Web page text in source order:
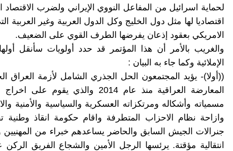
لحماية اسرائيل من المفاعل النووي الإيراني ولضرب الاقتصاد
اقتصاديا لها مثل دول الخليج وكل الدول العربية وغير العربية
الامريكي بعقود إذعان يفرضها الطرف القوي على الضعيف.
والغريب بالأمر أن هذا المؤتمر قد حدد أولويات سأنقل
الإملائية وكما جاء به البيان :
((أولا)- يؤيد المجتمعون الحل الجذري الشامل لأزمة العراق
المعارضة العراقية منذ عام 2014 والذي
مسمياته وأشكاله ومرتكزاته العسكرية والسياسية والأمنية
وازاحة نظام الاحزاب المتطرفة واقام حكومة انقاذ
جنرالات الجيش السابق والحاضر يساعدهم خبراء من المهنيين
انتقالية مؤقتة. يرئسها الرجل الأمين والشجاع الفريق